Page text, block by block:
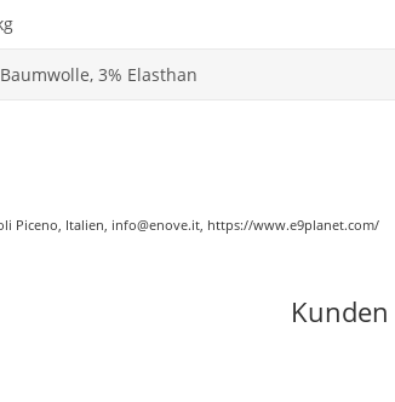
3% Elasthan
Piceno, Italien, info@enove.it, https://www.e9planet.com/